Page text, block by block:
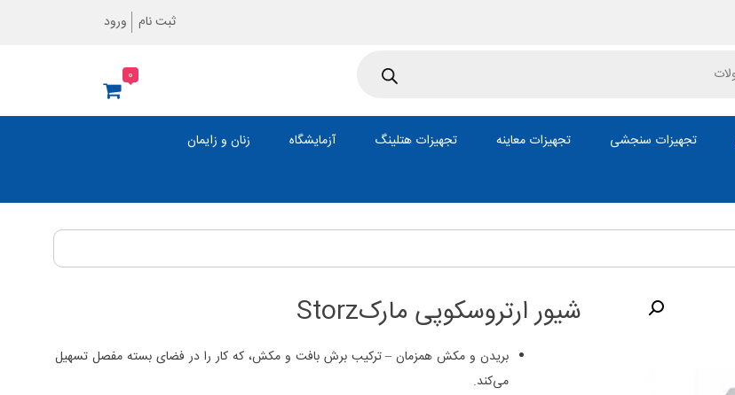
ثبت نام ورود
0
تجهیزات سنجشی تجهیزات معاینه تجهیزات هتلینگ آزمایشگاه
زنان و زایمان
شیور ارتروسکوپی مارکStorz
بریدن و مکش همزمان – ترکیب برش بافت و مکش، که کار را در فضای بسته مفصل تسهیل
می‌کند.